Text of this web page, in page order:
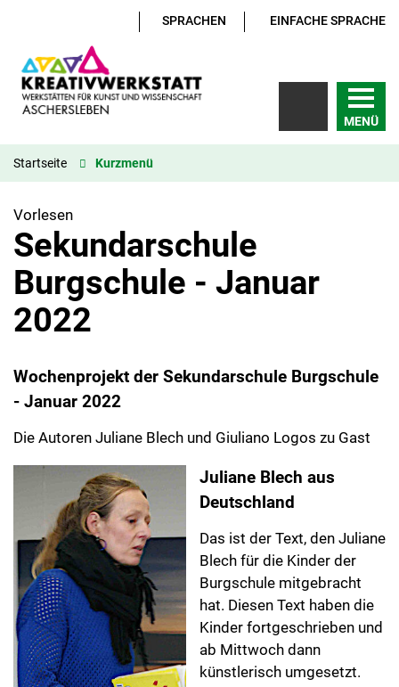
SPRACHEN EINFACHE SPRACHE
MENÜ
Startseite Kurzmenü
Vorlesen
Sekundarschule
Burgschule - Januar
2022
Wochenprojekt der Sekundarschule Burgschule
- Januar 2022
Die Autoren Juliane Blech und Giuliano Logos zu Gast
Juliane Blech aus
Deutschland
Das ist der Text, den Juliane
Blech für die Kinder der
Burgschule mitgebracht
hat. Diesen Text haben die
Kinder fortgeschrieben und
ab Mittwoch dann
künstlerisch umgesetzt.